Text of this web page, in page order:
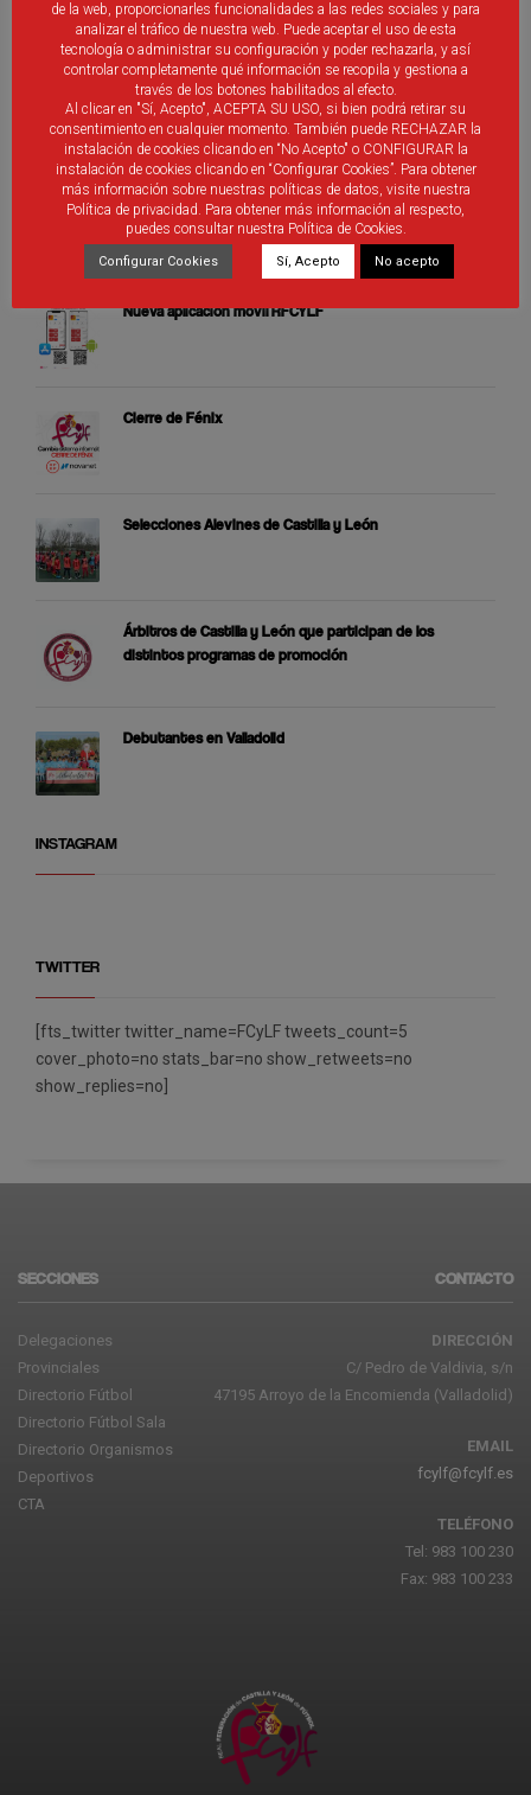
identificadointroducir un comentario.
ÚLTIMAS PUBLICACIONES
Nueva aplicación móvil RFCYLF
Cierre de Fénix
Selecciones Alevines de Castilla y León
Árbitros de Castilla y León que participan de los
distintos programas de promoción
Debutantes en Valladolid
INSTAGRAM
TWITTER
[fts_twitter twitter_name=FCyLF tweets_count=5
cover_photo=no stats_bar=no show_retweets=no
show_replies=no]
SECCIONES
Delegaciones
Provinciales
Directorio Fútbol
Directorio Fútbol Sala
Directorio Organismos
Deportivos
CTA
CONTACTO
DIRECCIÓN
C/ Pedro de Valdivia, s/n
47195 Arroyo de la Encomienda (Valladolid)
EMAIL
fcylf@fcylf.es
TELÉFONO
Tel: 983 100 230
Fax: 983 100 233
de la web, proporcionarles funcionalidades a las redes sociales y para
analizar el tráfico de nuestra web. Puede aceptar el uso de esta
tecnología o administrar su configuración y poder rechazarla, y así
controlar completamente qué información se recopila y gestiona a
través de los botones habilitados al efecto.
Al clicar en "Sí, Acepto", ACEPTA SU USO, si bien podrá retirar su
consentimiento en cualquier momento. También puede RECHAZAR la
instalación de cookies clicando en “No Acepto" o CONFIGURAR la
instalación de cookies clicando en “Configurar Cookies”. Para obtener
más información sobre nuestras políticas de datos, visite nuestra
Política de privacidad. Para obtener más información al respecto,
puedes consultar nuestra Política de Cookies.
Configurar Cookies Sí, Acepto No acepto